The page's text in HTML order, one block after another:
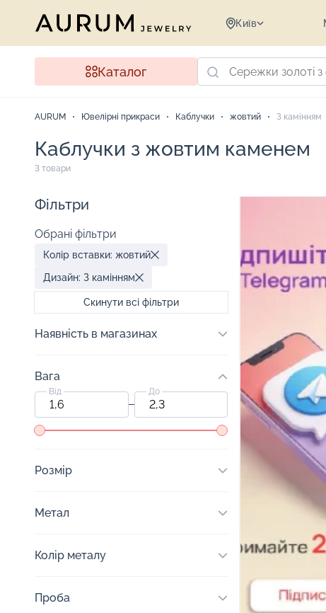
Київ
Каталог
AURUM Ювелірні прикраси Каблучки жовтий З камінням
Каблучки з жовтим каменем
3 товари
Фільтри
Обрані фільтри
Колір вставки: жовтий
Дизайн: З камінням
Скинути всі фільтри
Наявність в магазинах
Вага
Від До
Розмір
Метал
Колір металу
Проба